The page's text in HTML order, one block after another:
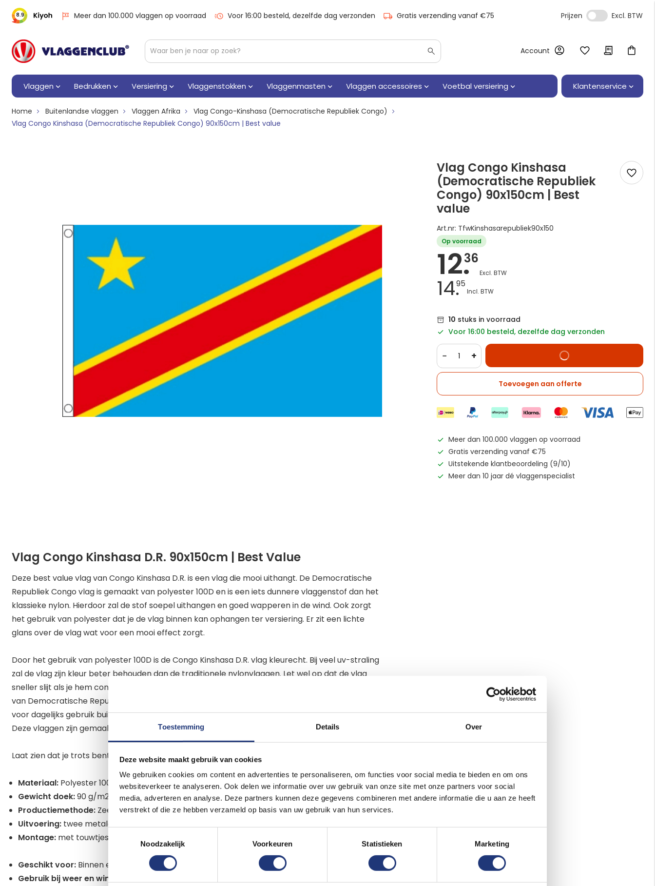
Toestemming Details Over
Deze website maakt gebruik van cookies
We gebruiken cookies om content en advertenties te personaliseren, om functies voor social media te bieden en om ons
websiteverkeer te analyseren. Ook delen we informatie over uw gebruik van onze site met onze partners voor social
media, adverteren en analyse. Deze partners kunnen deze gegevens combineren met andere informatie die u aan ze heeft
verstrekt of die ze hebben verzameld op basis van uw gebruik van hun services.
Noodzakelijk
Voorkeuren Statistieken Marketing
8.9 Meer dan 100.000 vlaggen op voorraad Voor 16:00 besteld, dezelfde dag verzonden Gratis verzending vanaf €75 Prijzen
Account
Vlaggen Bedrukken Versiering Vlaggenstokken Vlaggenmasten Vlaggen accessoires Voetbal versiering Klantenservice
Home Buitenlandse vlaggen Vlaggen Afrika
Vlag Congo-Kinshasa (Democratische Republiek Congo)
Vlag Congo Kinshasa (Democratische Republiek Congo) 90x150cm | Best value
Vlag Congo Kinshasa
(Democratische Republiek
Congo) 90x150cm | Best
value
Art.nr: TfwKinshasarepubliek90x150
Op voorraad
12.36
14.95
10 stuks in voorraad
Voor 16:00 besteld, dezelfde dag verzonden
− +
Toevoegen aan offerte
Meer dan 100.000 vlaggen op voorraad
Gratis verzending vanaf €75
Uitstekende klantbeoordeling (9/10)
Meer dan 10 jaar dé vlaggenspecialist
Vlag Congo Kinshasa D.R. 90x150cm | Best Value
Deze best value vlag van Congo Kinshasa D.R. is een vlag die mooi uithangt. De Democratische
Republiek Congo vlag is gemaakt van polyester 100D en is een iets dunnere vlaggenstof dan het
klassieke nylon. Hierdoor zal de stof soepel uithangen en goed wapperen in de wind. Ook zorgt
het gebruik van polyester dat je de vlag binnen kan ophangen ter versiering. Er zit een lichte
glans over de vlag wat voor een mooi effect zorgt.
Door het gebruik van polyester 100D is de Congo Kinshasa D.R. vlag kleurecht. Bij veel uv-straling
zal de vlag zijn kleur beter behouden dan de traditionele nylonvlaggen. Let wel op dat de vlag
sneller slijt als je hem constant buiten hangt. Bij buiten gebruik adviseren wij dan ook om de vlag
van Democratische Republiek Congo binnen te halen bij windkracht 5 of harder. Zoek je een vlag
voor dagelijks gebruik buiten dan adviseren wij onze betere (en duurdere) vlaggen in de shop.
Deze vlaggen zijn gemaakt van stevigere vlaggenstof en zijn beter slijtvast.
Laat zien dat je trots bent op Congo Kinshasa D.R. met deze mooie vlag van de Vlaggenclub!
Materiaal: Polyester 100D
Gewicht doek:90 g/m2
Productiemethode: Zeefdruk
Uitvoering: twee metalen ringen rondom gezoomd
Montage: met touwtjes door de ringen. Niet inbegrepen
Geschikt voor: Binnen en eventueel buiten mits niet dagelijks gebruikt
Gebruik bij weer en wind: